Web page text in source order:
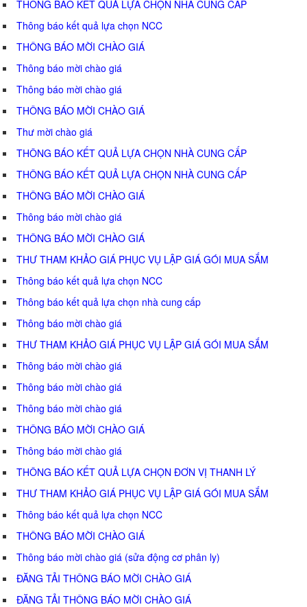
THÔNG BÁO KẾT QUẢ LỰA CHỌN NHÀ CUNG CẤP
Thông báo kết quả lựa chọn NCC
THÔNG BÁO MỜI CHÀO GIÁ
Thông báo mời chào giá
Thông báo mời chào giá
THÔNG BÁO MỜI CHÀO GIÁ
Thư mời chào giá
THÔNG BÁO KẾT QUẢ LỰA CHỌN NHÀ CUNG CẤP
THÔNG BÁO KẾT QUẢ LỰA CHỌN NHÀ CUNG CẤP
THÔNG BÁO MỜI CHÀO GIÁ
Thông báo mời chào giá
THÔNG BÁO MỜI CHÀO GIÁ
THƯ THAM KHẢO GIÁ PHỤC VỤ LẬP GIÁ GÓI MUA SẮM
Thông báo kết quả lựa chọn NCC
Thông báo kết quả lựa chọn nhà cung cấp
Thông báo mời chào giá
THƯ THAM KHẢO GIÁ PHỤC VỤ LẬP GIÁ GÓI MUA SẮM
Thông báo mời chào giá
Thông báo mời chào giá
Thông báo mời chào giá
THÔNG BÁO MỜI CHÀO GIÁ
Thông báo mời chào giá
THÔNG BÁO KẾT QUẢ LỰA CHỌN ĐƠN VỊ THANH LÝ
THƯ THAM KHẢO GIÁ PHỤC VỤ LẬP GIÁ GÓI MUA SẮM
Thông báo kết quả lựa chọn NCC
THÔNG BÁO MỜI CHÀO GIÁ
Thông báo mời chào giá (sửa động cơ phân ly)
ĐĂNG TẢI THÔNG BÁO MỜI CHÀO GIÁ
ĐĂNG TẢI THÔNG BÁO MỜI CHÀO GIÁ